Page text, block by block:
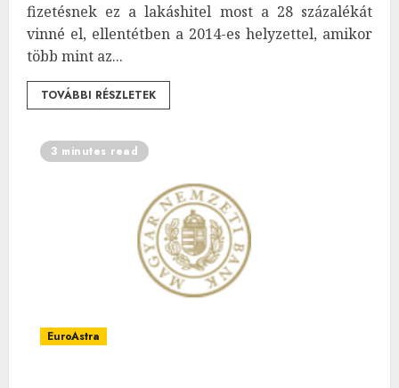
fizetésnek ez a lakáshitel most a 28 százalékát
vinné el, ellentétben a 2014-es helyzettel, amikor
több mint az...
TOVÁBBI RÉSZLETEK
3 minutes read
EuroAstra